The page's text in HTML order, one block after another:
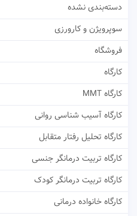
دسته‌بندی نشده
سوپرویژن و کارورزی
فروشگاه
کارگاه
کارگاه MMT
کارگاه آسیب شناسی روانی
کارگاه تحلیل رفتار متقابل
کارگاه تربیت درمانگر جنسی
کارگاه تربیت درمانگر کودک
کارگاه خانواده درمانی